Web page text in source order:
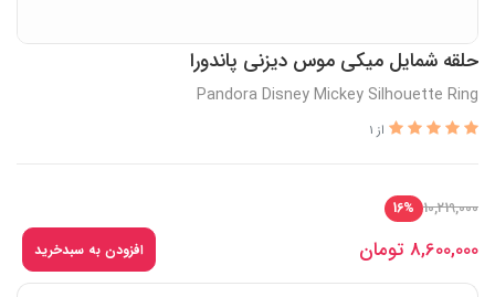
حلقه شمایل میکی موس دیزنی پاندورا
Pandora Disney Mickey Silhouette Ring
از 1
10,219,000
16%
8,600,000 تومان افزودن به سبدخرید